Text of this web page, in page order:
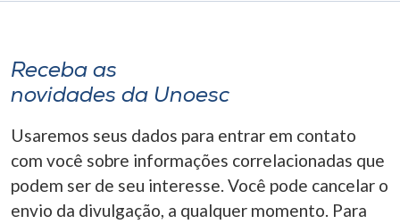
Receba as
novidades da Unoesc
Usaremos seus dados para entrar em contato
com você sobre informações correlacionadas que
podem ser de seu interesse. Você pode cancelar o
envio da divulgação, a qualquer momento. Para